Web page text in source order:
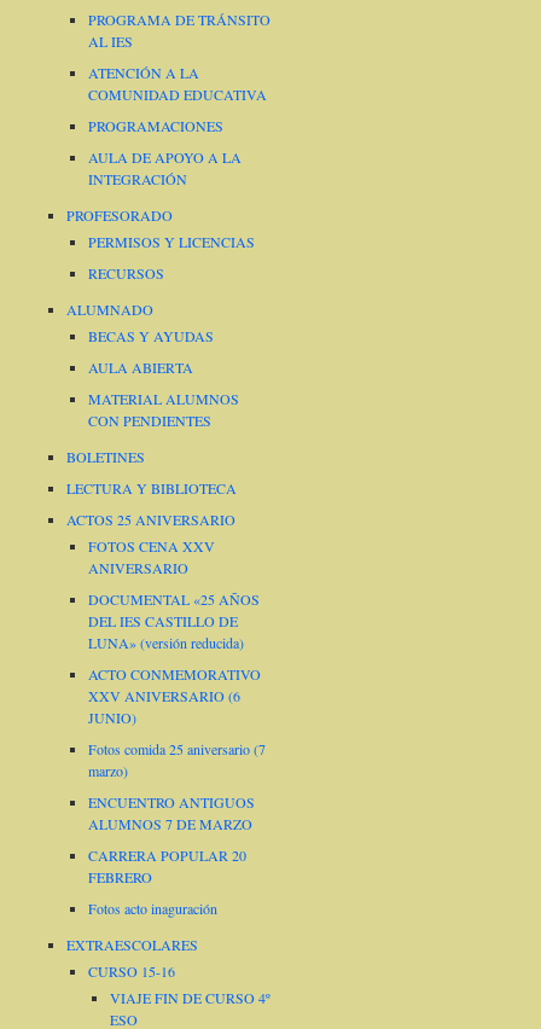
PROGRAMA DE TRÁNSITO
AL IES
ATENCIÓN A LA
COMUNIDAD EDUCATIVA
PROGRAMACIONES
AULA DE APOYO A LA
INTEGRACIÓN
PROFESORADO
PERMISOS Y LICENCIAS
RECURSOS
ALUMNADO
BECAS Y AYUDAS
AULA ABIERTA
MATERIAL ALUMNOS
CON PENDIENTES
BOLETINES
LECTURA Y BIBLIOTECA
ACTOS 25 ANIVERSARIO
FOTOS CENA XXV
ANIVERSARIO
DOCUMENTAL «25 AÑOS
DEL IES CASTILLO DE
LUNA» (versión reducida)
ACTO CONMEMORATIVO
XXV ANIVERSARIO (6
JUNIO)
Fotos comida 25 aniversario (7
marzo)
ENCUENTRO ANTIGUOS
ALUMNOS 7 DE MARZO
CARRERA POPULAR 20
FEBRERO
Fotos acto inaguración
EXTRAESCOLARES
CURSO 15-16
VIAJE FIN DE CURSO 4º
ESO